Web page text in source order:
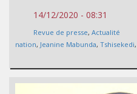
14/12/2020 - 08:31
Revue de presse, Actualité
nation, Jeanine Mabunda, Tshisekedi,